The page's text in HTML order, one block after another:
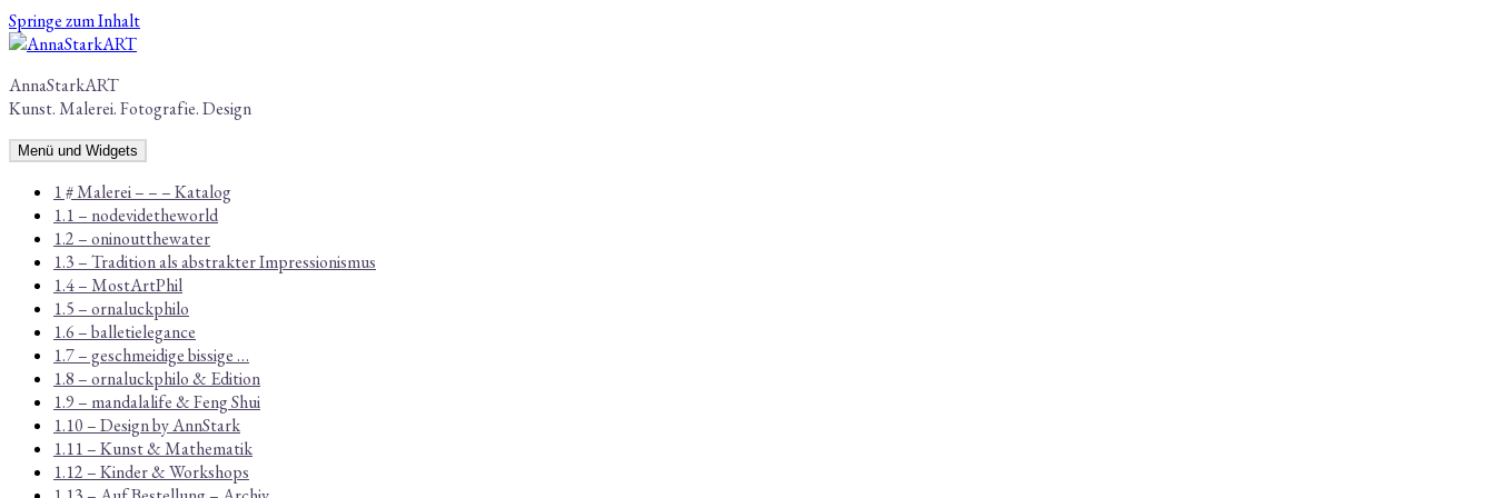
Springe zum Inhalt
AnnaStarkART
Kunst. Malerei. Fotografie. Design
Menü und Widgets
1 # Malerei – – – Katalog
1.1 – nodevidetheworld
1.2 – oninoutthewater
1.3 – Tradition als abstrakter Impressionismus
1.4 – MostArtPhil
1.5 – ornaluckphilo
1.6 – balletielegance
1.7 – geschmeidige bissige …
1.8 – ornaluckphilo & Edition
1.9 – mandalalife & Feng Shui
1.10 – Design by AnnStark
1.11 – Kunst & Mathematik
1.12 – Kinder & Workshops